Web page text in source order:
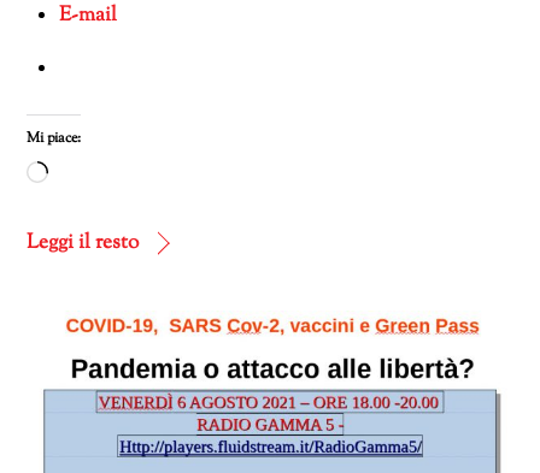
E-mail
Mi piace:
Caricamento
corso…
Leggi il resto